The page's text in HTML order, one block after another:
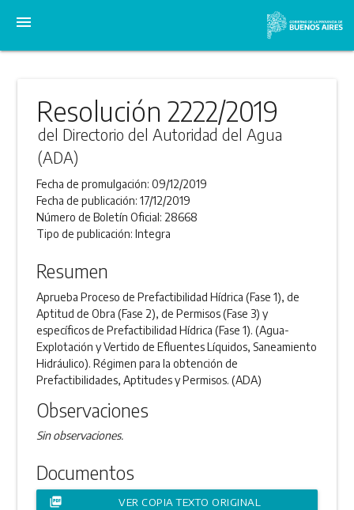
menu
Resolución 2222/2019
del Directorio del Autoridad del Agua
(ADA)
Fecha de promulgación:09/12/2019
Fecha de publicación:17/12/2019
Número de Boletín Oficial: 28668
Tipo de publicación:Integra
Resumen
Aprueba Proceso de Prefactibilidad Hídrica (Fase 1), de
Aptitud de Obra (Fase 2), de Permisos (Fase 3) y
específicos de Prefactibilidad Hídrica (Fase 1). (Agua-
Explotación y Vertido de Efluentes Líquidos, Saneamiento
Hidráulico). Régimen para la obtención de
Prefactibilidades, Aptitudes y Permisos. (ADA)
Observaciones
Sin observaciones.
Documentos
picture_as_pdf VER COPIA TEXTO ORIGINAL